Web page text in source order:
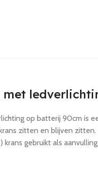
met
op batterij 90cm is
zitten en blijven
gebruikt als